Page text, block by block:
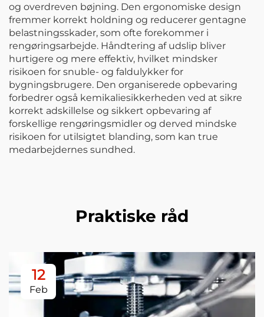
og overdreven bøjning. Den ergonomiske design
fremmer korrekt holdning og reducerer gentagne
belastningsskader, som ofte forekommer i
rengøringsarbejde. Håndtering af udslip bliver
hurtigere og mere effektiv, hvilket mindsker
risikoen for snuble- og faldulykker for
bygningsbrugere. Den organiserede opbevaring
forbedrer også kemikaliesikkerheden ved at sikre
korrekt adskillelse og sikkert opbevaring af
forskellige rengøringsmidler og derved mindske
risikoen for utilsigtet blanding, som kan true
medarbejdernes sundhed.
Praktiske råd
12
Feb